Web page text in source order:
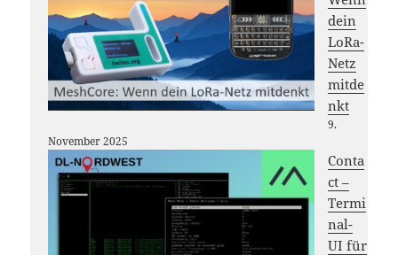
dein
LoRa-
Netz
mitde
nkt
9.
November 2025
Conta
ct –
Termi
nal-
UI für